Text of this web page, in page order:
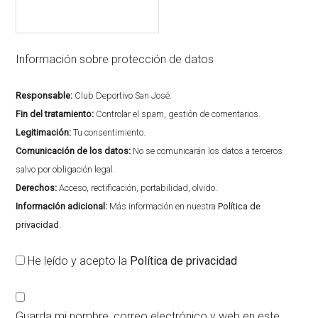
Información sobre protección de datos
Responsable: Club Deportivo San José.
Fin del tratamiento: Controlar el spam, gestión de comentarios.
Legitimación: Tu consentimiento.
Comunicación de los datos: No se comunicarán los datos a terceros
salvo por obligación legal.
Derechos: Acceso, rectificación, portabilidad, olvido.
Información adicional: Más información en nuestraPolítica de
privacidad .
He leído y acepto la Política de privacidad